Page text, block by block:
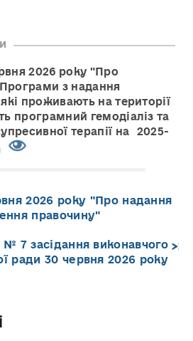
2026 року "Про
з надання
проживають на території
програмний гемодіаліз та
терапії на 2025-
2026 року "Про надання
правочину"
7 засідання виконавчого
ради 30 червня 2026 року